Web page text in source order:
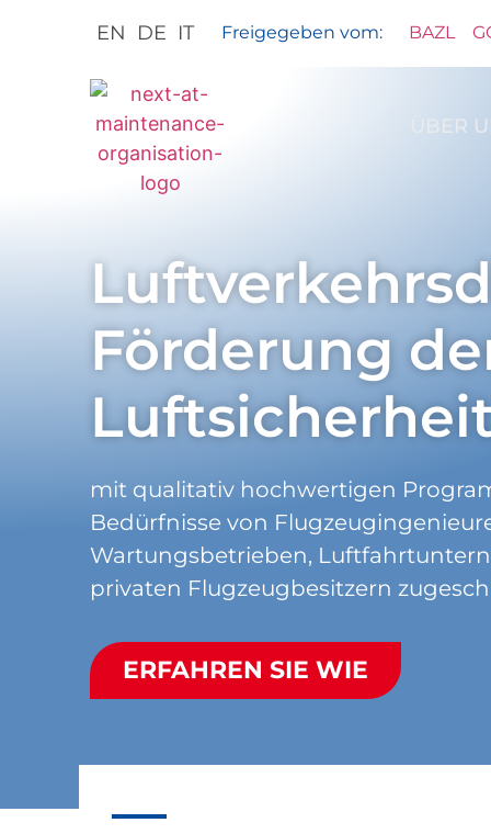
EN DE IT Freigegeben vom: BAZL
ÜBER
Förderung
mit qualitativ hochwertigen
Bedürfnisse von
Wartungsbetrieben,
privaten Flugzeugbesitzern
ERFAHREN SIE WIE